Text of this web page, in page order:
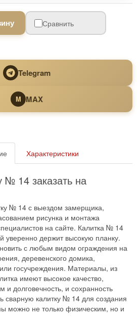
Сравнить
Telegram
M MAX
Характеристики
№ 14 заказать на
№ 14 с выездом замерщика,
рисунка и монтажа
на сайте. Калитка № 14
уверенно держит высокую планку.
с любым видом ограждения на
деревенского домика,
госучреждения. Материалы, из
имеют высокое качество,
и долговечность, и сохранность
сварную калитку № 14 для создания
можно не только физическим, но и